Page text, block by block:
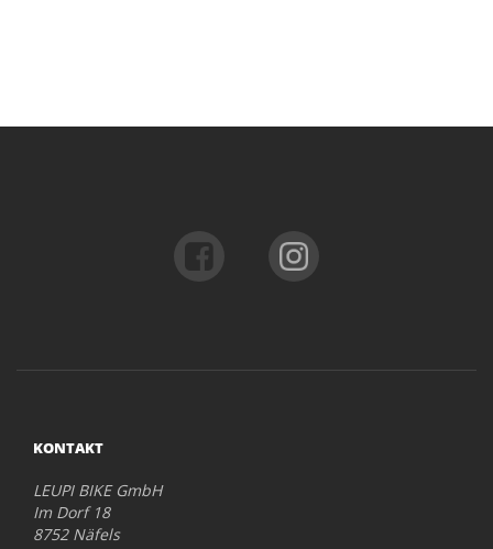
KONTAKT
LEUPI BIKE GmbH
Im Dorf 18
8752 Näfels